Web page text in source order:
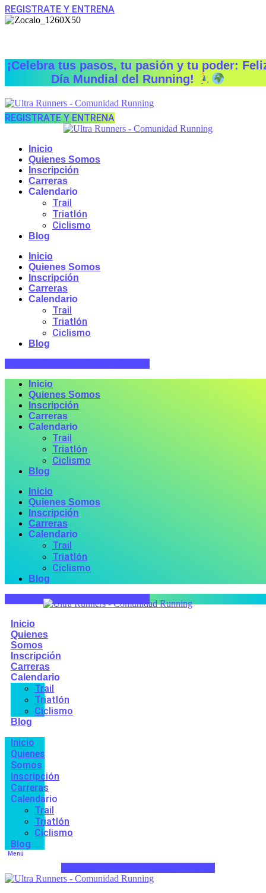
Ir
al
REGISTRATE Y ENTRENA
¡Celebra tus pasos, tu pasión y tu poder:
Día Mundial del Running!
REGISTRATE Y ENTRENA
Inicio
Quienes Somos
Inscripción
Carreras
Calendario
Trail
Triatlón
Ciclismo
Blog
Inicio
Quienes Somos
Inscripción
Carreras
Calendario
Trail
Triatlón
Ciclismo
Blog
Inicio
Quienes Somos
Inscripción
Carreras
Calendario
Trail
Triatlón
Ciclismo
Blog
Inicio
Quienes Somos
Inscripción
Carreras
Calendario
Trail
Triatlón
Ciclismo
Blog
Facebook
Inicio
Quienes
Somos
Inscripción
Carreras
Calendario
Trail
Triatlón
Ciclismo
Blog
Inicio
Quienes
Somos
Inscripción
Carreras
Calendario
Trail
Triatlón
Ciclismo
Blog
Menú